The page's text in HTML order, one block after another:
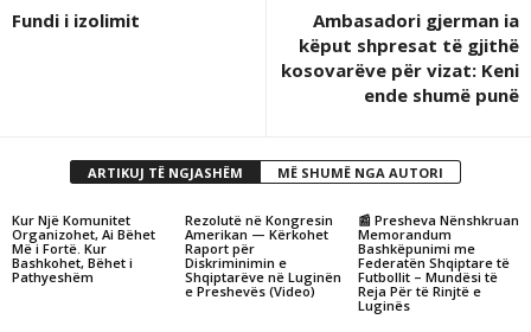
Fundi i izolimit
Ambasadori gjerman ia
këput shpresat të gjithë
kosovarëve për vizat: Keni
ende shumë punë
ARTIKUJ TË NGJASHËM MË SHUMË NGA AUTORI
Kur Një Komunitet
Organizohet, Ai Bëhet
Më i Fortë. Kur
Bashkohet, Bëhet i
Pathyeshëm
Rezolutë në Kongresin
Amerikan — Kërkohet
Raport për
Diskriminimin e
Shqiptarëve në Luginën
e Preshevës (Video)
📰 Presheva Nënshkruan
Memorandum
Bashkëpunimi me
Federatën Shqiptare të
Futbollit – Mundësi të
Reja Për të Rinjtë e
Luginës